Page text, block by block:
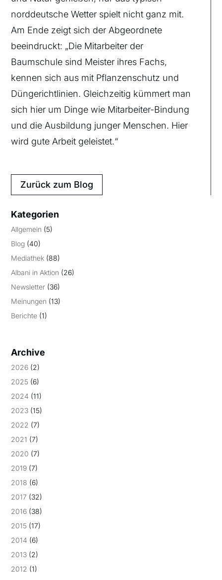
norddeutsche Wetter spielt nicht ganz mit.
Am Ende zeigt sich der Abgeordnete
beeindruckt: „Die Mitarbeiter der
Baumschule sind Meister ihres Fachs,
kennen sich aus mit Pflanzenschutz und
Düngerichtlinien. Gleichzeitig kümmert man
sich hier um Dinge wie Mitarbeiter-Bindung
und die Ausbildung junger Menschen. Hier
wird gute Arbeit geleistet.“
Zurück zum Blog
Kategorien
Allgemein (5)
Blog (40)
Mediathek (88)
Albani in Aktion (26)
Newsletter (36)
Meinungen (13)
Berichte (1)
Archive
2026 (2)
2025 (6)
2024 (11)
2023 (15)
2022 (7)
2021 (7)
2020 (7)
2019 (7)
2018 (6)
2017 (32)
2016 (38)
2015 (17)
2014 (6)
2013 (2)
2012 (1)